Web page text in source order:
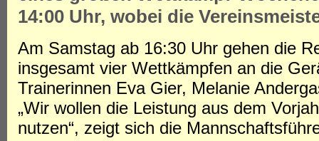
14:00 Uhr, wobei die
Am Samstag ab 16:30 Uhr gehen die
insgesamt vier Wettkämpfen an die
Trainerinnen Eva Gier, Melanie
„Wir wollen die Leistung aus dem
nutzen“, zeigt sich die